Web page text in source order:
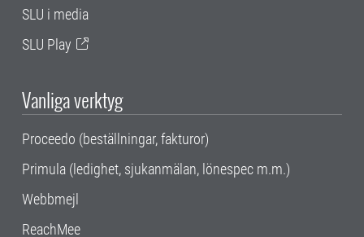
SLU i media
SLU Play
Vanliga verktyg
Proceedo (beställningar, fakturor)
Primula (ledighet, sjukanmälan, lönespec m.m.)
Webbmejl
ReachMee